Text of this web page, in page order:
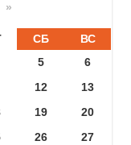
»
СБ
ВС
5
6
12
13
19
20
26
27